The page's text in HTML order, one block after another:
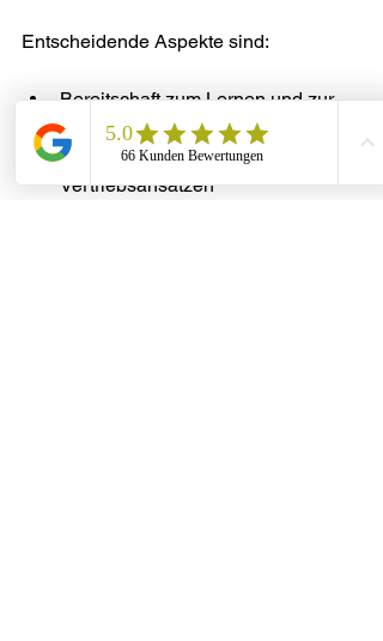
Entscheidende Aspekte sind:
Bereitschaft zum Lernen und zur
Selbstreflexion
Offenheit gegenüber neuen
Vertriebsansätzen